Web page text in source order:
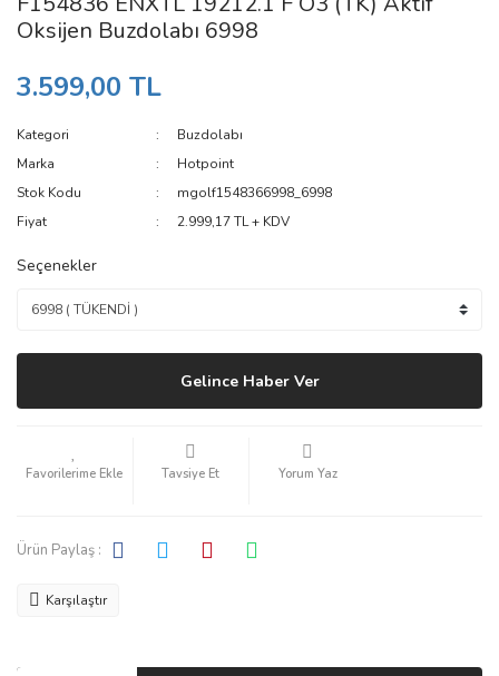
Oksijen Buzdolabı 6998
3.599,00 TL
Kategori
Buzdolabı
Marka
Hotpoint
Stok Kodu
mgolf1548366998_6998
Fiyat
2.999,17 TL + KDV
Seçenekler
Gelince Haber Ver
Tavsiye Et Yorum Yaz
Ürün Paylaş :
Karşılaştır